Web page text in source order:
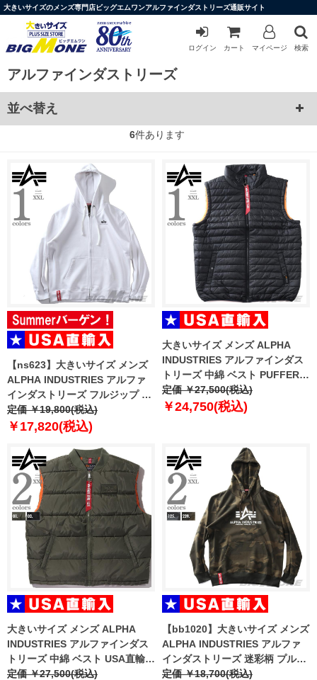
大きいサイズのメンズ専門店ビッグエムワンアルファインダストリーズ通販サイト
ログイン カート マイページ 検索
アルファインダストリーズ
並べ替え
6件あります
【ns623】大きいサイズ メンズ
ALPHA INDUSTRIES アルファ
インダストリーズ フルジップ パ
ーカー BASIC ZIP HOODY USA
直輸入 118342
定価 ￥19,800(税込)
￥17,820(税込)
大きいサイズ メンズ ALPHA
INDUSTRIES アルファインダス
トリーズ 中綿 ベスト PUFFER
VEST USA直輸入 138122
定価 ￥27,500(税込)
￥24,750(税込)
大きいサイズ メンズ ALPHA
INDUSTRIES アルファインダス
トリーズ 中綿 ベスト USA直輸入
118109
定価 ￥27,500(税込)
【bb1020】大きいサイズ メンズ
ALPHA INDUSTRIES アルファ
インダストリーズ 迷彩柄 プルオ
ーバー パーカー Basic hoody
定価 ￥18,700(税込)